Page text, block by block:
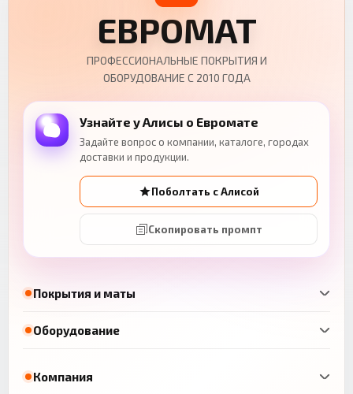
Покрытия и маты
Оборудование
ЕВРОМАТ
ПРОФЕССИОНАЛЬНЫЕ ПОКРЫТИЯ И
ОБОРУДОВАНИЕ С 2010 ГОДА
Узнайте у Алисы о Евромате
Задайте вопрос о компании, каталоге, городах
доставки и продукции.
Поболтать с Алисой
Скопировать промпт
Компания